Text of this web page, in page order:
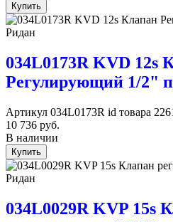
Купить
034L0173R KVD 12s
Регулирующий 1/2"
Артикул 034L0173R id товара
10 736 руб.
В наличии
Купить
034L0029R KVP 15s